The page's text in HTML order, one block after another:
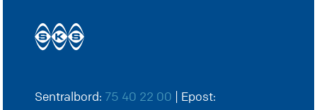
Sentralbord: 75 40 22 00 | Epost: